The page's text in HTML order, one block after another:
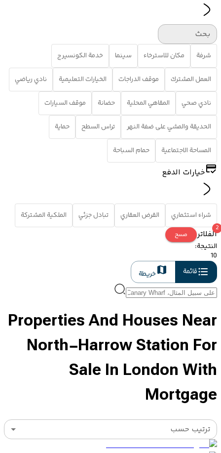
بحث
شرفة مكان للاسترخاء سينما خدمة الكونسيرج
العمل المشترك موقف الدراجات الخيارات التعليمية نادي رياضي
نادي صحي المقاهي المحلية حضانة موقف السيارات
الحديقة والمشي على ضفة النهر تراس السطح حماية
المساحة الاجتماعية حمام السباحة
خيارات الدفع
شراء استثماري القرض العقاري تبادل جزئي الملكية المشتركة
الفلاتر
2
مسح
النتيجة:
10
قائمة
خريطة
Properties And Houses Near
North-Harrow Station For
Sale In London With
Mortgage
ترتيب حسب